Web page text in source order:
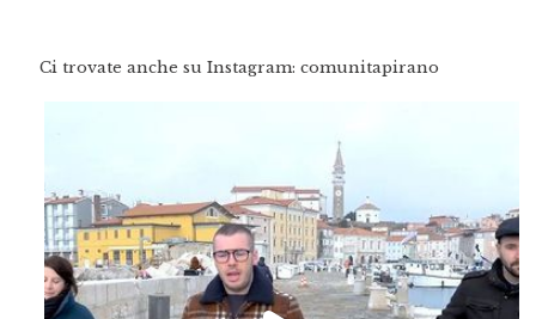
Ci trovate anche su Instagram: comunitapirano